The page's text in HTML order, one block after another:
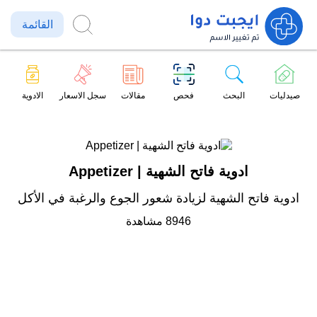
القائمة
صيدليات البحث فحص مقالات سجل الاسعار الادوية
ادوية فاتح الشهية | Appetizer
ادوية فاتح الشهية لزيادة شعور الجوع والرغبة في الأكل
8946 مشاهدة